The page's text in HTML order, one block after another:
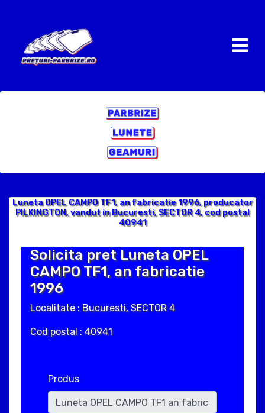
Luneta OPEL CAMPO TF1, an fabricatie 1996, producator
PILKINGTON, vandut in Bucuresti, SECTOR 4, cod postal
40941
Solicita pret Luneta OPEL
CAMPO TF1, an fabricatie
1996
Localitate : Bucuresti, SECTOR 4
Cod postal : 40941
Produs